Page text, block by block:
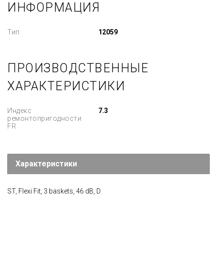
ИНФОРМАЦИЯ
Тип 12059
ПРОИЗВОДСТВЕННЫЕ
ХАРАКТЕРИСТИКИ
Индекс
ремонтопригодности
FR
7.3
Характеристики
ST, Flexi Fit, 3 baskets, 46 dB, D